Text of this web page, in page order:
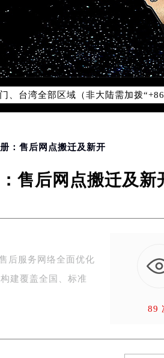
台湾全部区域（非大陆需加拨
需提前预约）
：售后网点搬迁及新开
售后网点搬迁及新
后服务网络全面优化
建覆盖全国、标准
89